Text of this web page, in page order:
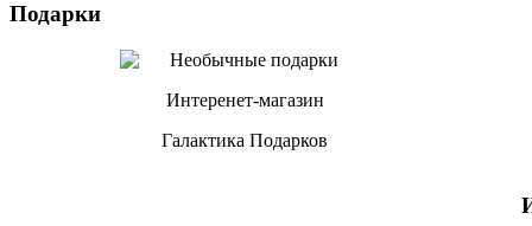
Подарки
Интеренет-магазин
Галактика Подарков